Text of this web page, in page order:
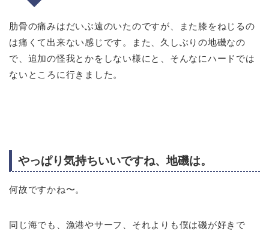
肋骨の痛みはだいぶ遠のいたのですが、また膝をねじるの
は痛くて出来ない感じです。また、久しぶりの地磯なの
で、追加の怪我とかをしない様にと、そんなにハードでは
ないところに行きました。
やっぱり気持ちいいですね、地磯は。
何故ですかね〜。
同じ海でも、漁港やサーフ、それよりも僕は磯が好きで